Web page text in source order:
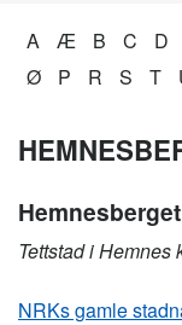
A Æ B C D
Ø
P R S T
Hemnesberget
Tettstad i Hemnes
NRKs gamle